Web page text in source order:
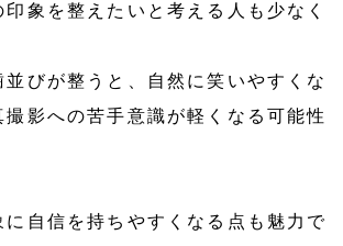
象を整えたいと考える人も少なく
びが整うと、自然に笑いやすくな
撮影への苦手意識が軽くなる可能性
に自信を持ちやすくなる点も魅力で